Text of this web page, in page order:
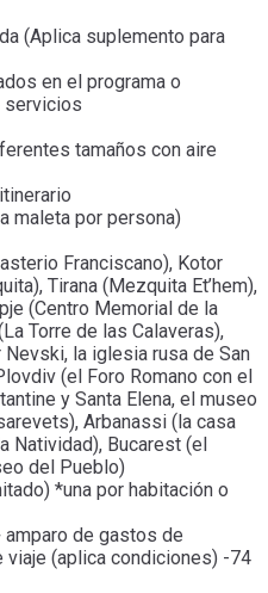
(Aplica suplemento para
en el programa o
servicios
tamaños con aire
maleta por persona)
Franciscano), Kotor
Tirana (Mezquita Et’hem),
(Centro Memorial de la
Torre de las Calaveras),
la iglesia rusa de San
(el Foro Romano con el
y Santa Elena, el museo
Arbanassi (la casa
Natividad), Bucarest (el
del Pueblo)
*una por habitación o
amparo de gastos de
(aplica condiciones) -74